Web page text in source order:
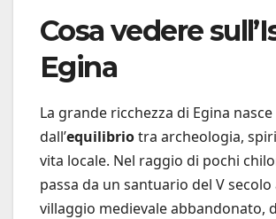
Cosa vedere
Egina
La grande ricchezza di Egina nasce
dall’equilibriotra archeologia,
vita locale. Nel raggio di pochi
passa da un santuario del V secolo
villaggio medievale abbandonato,